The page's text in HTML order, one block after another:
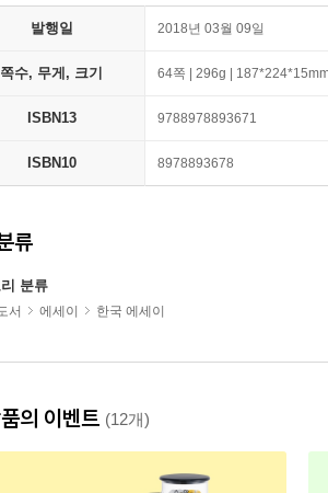
발행일 2018년 03월 09일
쪽수, 무게, 크기 64쪽 | 296g |
ISBN13 9788978893671
ISBN10 8978893678
류
분류
서 에세이 한국 에세이
의 이벤트 (12개)